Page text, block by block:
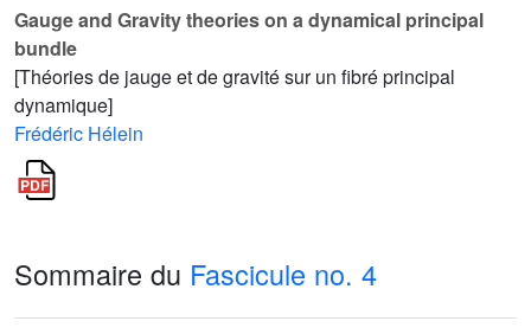
Gauge and Gravity theories on a dynamical principal
bundle
[Théories de jauge et de gravité sur un fibré principal
dynamique]
Frédéric Hélein
Sommaire du Fascicule no. 4